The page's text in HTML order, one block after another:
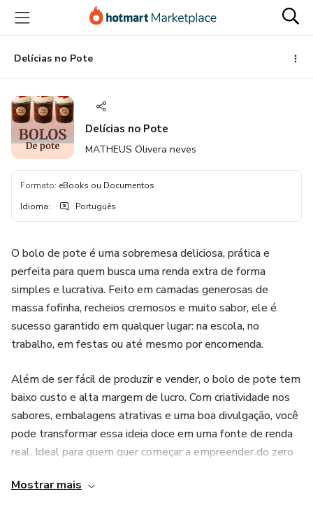
para
conteúdo
principal
para
pagamento
para
rodapé
Delícias no Pote
Delícias no Pote
MATHEUS Olivera neves
Formato: eBooks ou Documentos
Idioma: Português
O bolo de pote é uma sobremesa deliciosa, prática e
perfeita para quem busca uma renda extra de forma
simples e lucrativa. Feito em camadas generosas de
massa fofinha, recheios cremosos e muito sabor, ele é
sucesso garantido em qualquer lugar: na escola, no
trabalho, em festas ou até mesmo por encomenda.
Além de ser fácil de produzir e vender, o bolo de pote tem
baixo custo e alta margem de lucro. Com criatividade nos
sabores, embalagens atrativas e uma boa divulgação, você
pode transformar essa ideia doce em uma fonte de renda
real. Ideal para quem quer começar a empreender do zero
ama: bolo no pote!
Mostrar mais